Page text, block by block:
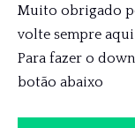
Muito obrigado
volte sempre
Para fazer o
botão abaixo